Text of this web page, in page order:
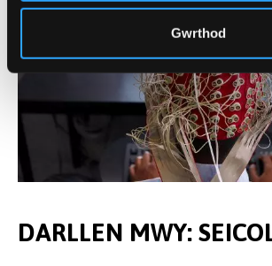
Gwrthod
DARLLEN MWY: